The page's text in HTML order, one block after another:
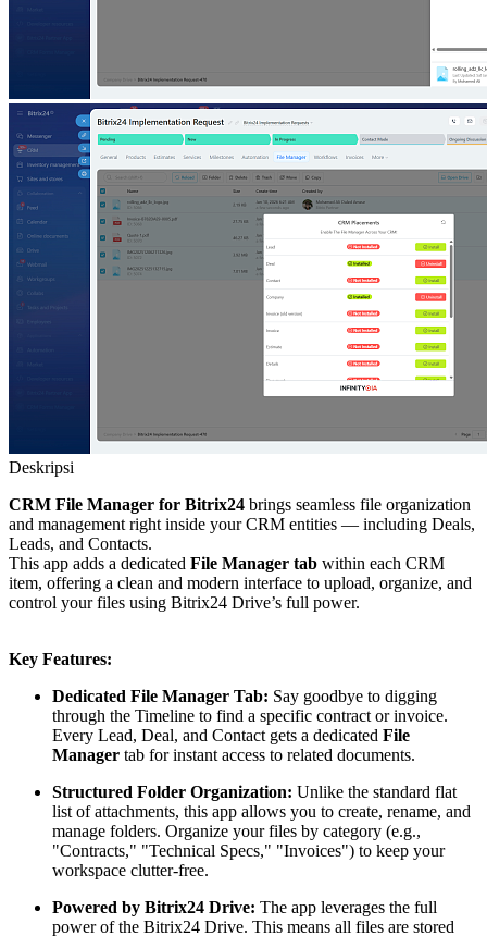
Deskripsi
CRM File Manager for Bitrix24 brings seamless file organization
and management right inside your CRM entities — including Deals,
Leads, and Contacts.
This app adds a dedicated File Manager tab within each CRM
item, offering a clean and modern interface to upload, organize, and
control your files using Bitrix24 Drive’s full power.
Key Features:
Dedicated File Manager Tab: Say goodbye to digging
through the Timeline to find a specific contract or invoice.
Every Lead, Deal, and Contact gets a dedicated File
Manager tab for instant access to related documents.
Structured Folder Organization: Unlike the standard flat
list of attachments, this app allows you to create, rename, and
manage folders. Organize your files by category (e.g.,
"Contracts," "Technical Specs," "Invoices") to keep your
workspace clutter-free.
Powered by Bitrix24 Drive: The app leverages the full
power of the Bitrix24 Drive. This means all files are stored